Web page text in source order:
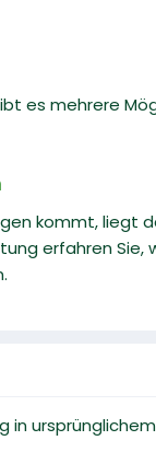
es mehrere
kommt, liegt
erfahren
in